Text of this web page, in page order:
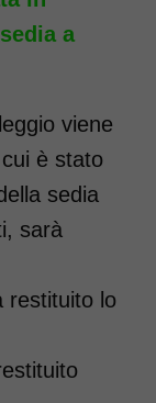
Con
46
a
viene
è stato
sedia
sarà
restituito lo